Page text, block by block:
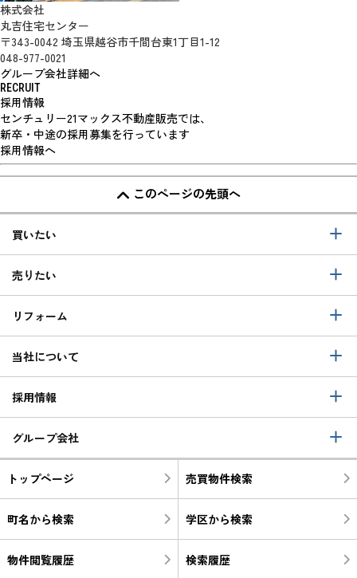
株式会社
丸吉住宅センター
〒343-0042 埼玉県越谷市千間台東1丁目1-12
048-977-0021
グループ会社詳細へ
RECRUIT
採用情報
センチュリー21マックス不動産販売では、
新卒・中途の採用募集を行っています
採用情報へ
このページの先頭へ
買いたい
売りたい
リフォーム
当社について
採用情報
グループ会社
トップページ 売買物件検索
町名から検索 学区から検索
物件閲覧履歴 検索履歴